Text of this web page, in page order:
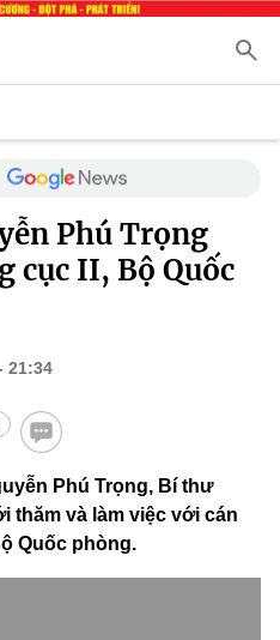
Phú Trọng
cục II, Bộ Quốc
21:34
Phú Trọng, Bí thư
thăm và làm việc với cán
Quốc phòng.